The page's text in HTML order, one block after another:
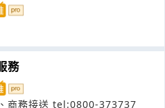
務
商務接送 tel:0800-373737